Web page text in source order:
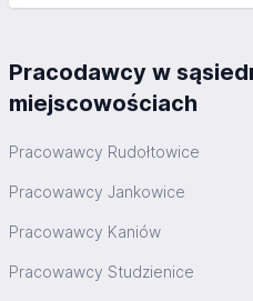
Pracodawcy w
miejscowościach
Pracowawcy Rudołtowice
Pracowawcy Jankowice
Pracowawcy Kaniów
Pracowawcy Studzienice